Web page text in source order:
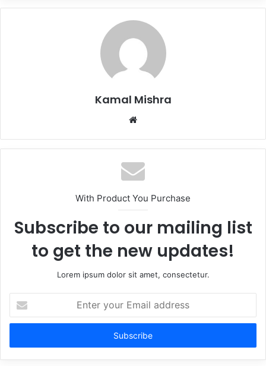
Kamal Mishra
Website
With Product You Purchase
Subscribe to our mailing list
to get the new updates!
Lorem ipsum dolor sit amet, consectetur.
your
Email